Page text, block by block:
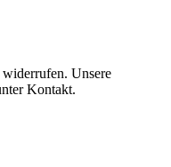
Unsere
Kontakt.